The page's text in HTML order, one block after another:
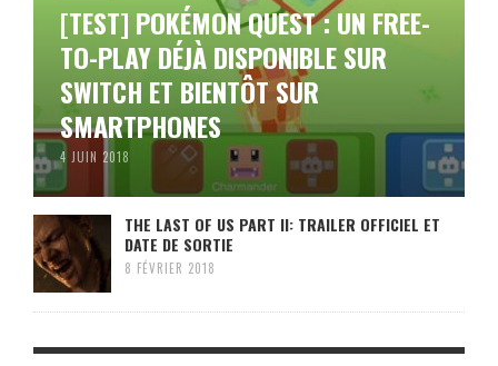
[TEST] POKÉMON QUEST : UN FREE-
TO-PLAY DÉJÀ DISPONIBLE SUR
SWITCH ET BIENTÔT SUR
SMARTPHONES
4 JUIN 2018
THE LAST OF US PART II: TRAILER OFFICIEL ET
DATE DE SORTIE
8 FÉVRIER 2018